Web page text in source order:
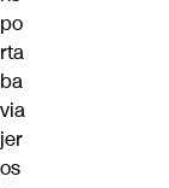
po
rta
ba
via
jer
os